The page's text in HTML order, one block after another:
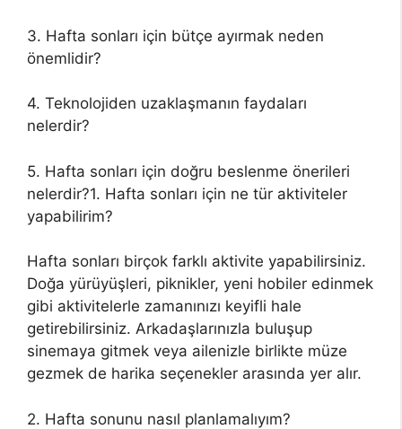
3. Hafta sonları için bütçe ayırmak neden
önemlidir?
4. Teknolojiden uzaklaşmanın faydaları
nelerdir?
5. Hafta sonları için doğru beslenme önerileri
nelerdir?1. Hafta sonları için ne tür aktiviteler
yapabilirim?
Hafta sonları birçok farklı aktivite yapabilirsiniz.
Doğa yürüyüşleri, piknikler, yeni hobiler edinmek
gibi aktivitelerle zamanınızı keyifli hale
getirebilirsiniz. Arkadaşlarınızla buluşup
sinemaya gitmek veya ailenizle birlikte müze
gezmek de harika seçenekler arasında yer alır.
2. Hafta sonunu nasıl planlamalıyım?